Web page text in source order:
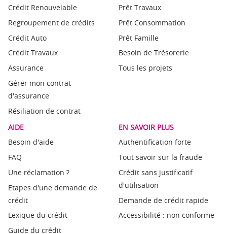
Crédit Renouvelable
Regroupement de crédits
Crédit Auto
Crédit Travaux
Assurance
Gérer mon contrat
d'assurance
Résiliation de contrat
Prêt Travaux
Prêt Consommation
Prêt Famille
Besoin de Trésorerie
Tous les projets
AIDE
Besoin d'aide
FAQ
Une réclamation ?
Etapes d'une demande de
crédit
Lexique du crédit
Guide du crédit
EN SAVOIR PLUS
Authentification forte
Tout savoir sur la fraude
Crédit sans justificatif
d'utilisation
Demande de crédit rapide
Accessibilité : non conforme